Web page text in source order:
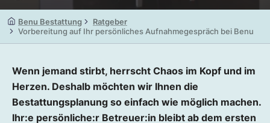
Benu Bestattung
Ratgeber
Vorbereitung auf Ihr persönliches Aufnahmegespräch bei Benu
Wenn jemand stirbt, herrscht Chaos im Kopf und im
Herzen. Deshalb möchten wir Ihnen die
Bestattungsplanung so einfach wie möglich machen.
Ihr:e persönliche:r Betreuer:in bleibt ab dem ersten